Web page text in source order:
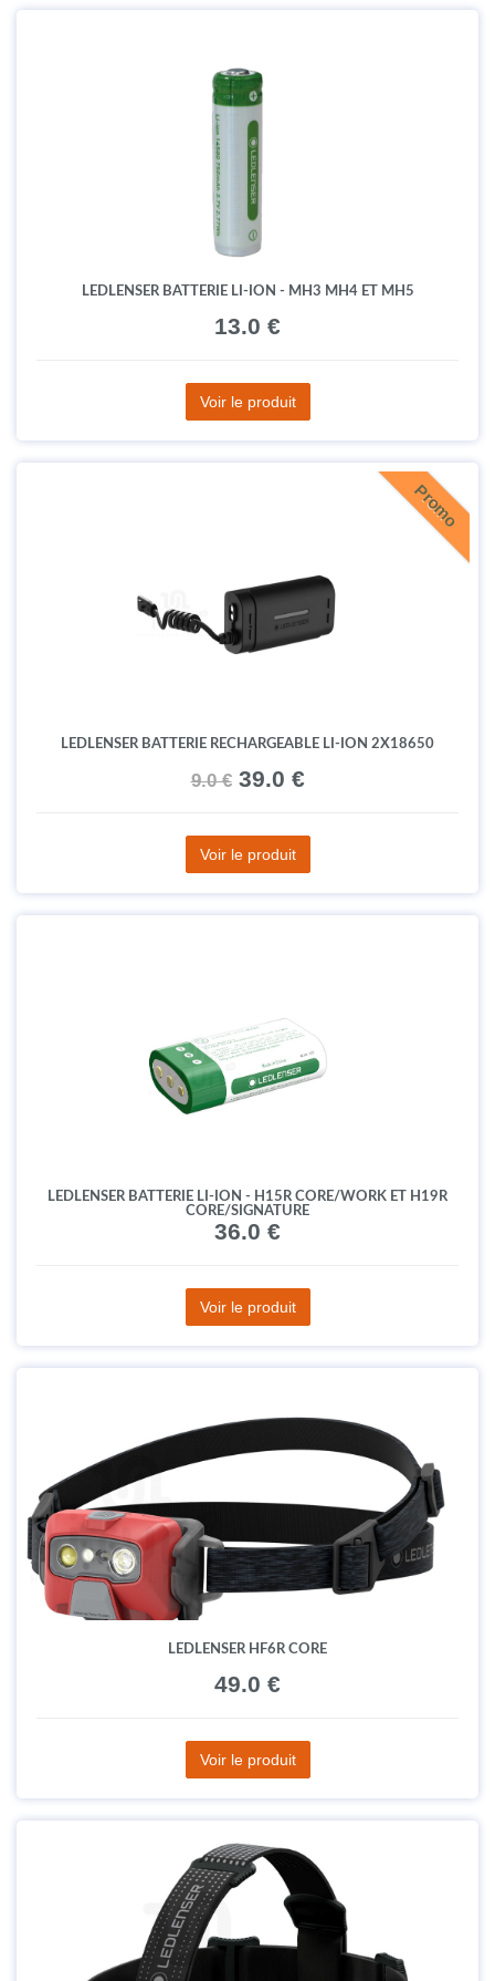
LEDLENSER BATTERIE LI-ION - MH3 MH4 ET MH5
13.0 €
Voir le produit
Promo
LEDLENSER BATTERIE RECHARGEABLE LI-ION 2X18650
9.0 €39.0 €
Voir le produit
LEDLENSER BATTERIE LI-ION - H15R CORE/WORK ET H19R
CORE/SIGNATURE
36.0 €
Voir le produit
LEDLENSER HF6R CORE
49.0 €
Voir le produit